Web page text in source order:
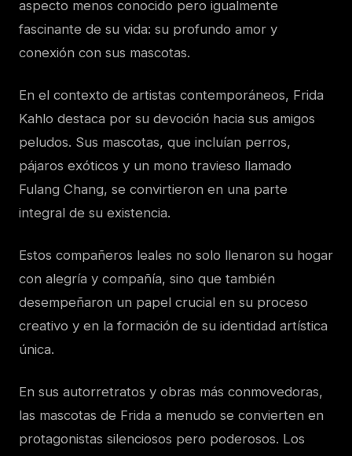
aspecto menos conocido pero igualmente
fascinante de su vida: su profundo amor y
conexión con sus mascotas.
En el contexto de artistas contemporáneos, Frida
Kahlo destaca por su devoción hacia sus amigos
peludos. Sus mascotas, que incluían perros,
pájaros exóticos y un mono travieso llamado
Fulang Chang, se convirtieron en una parte
integral de su existencia.
Estos compañeros leales no solo llenaron su hogar
con alegría y compañía, sino que también
desempeñaron un papel crucial en su proceso
creativo y en la formación de su identidad artística
única.
En sus autorretratos y obras más conmovedoras,
las mascotas de Frida a menudo se convierten en
protagonistas silenciosos pero poderosos. Los